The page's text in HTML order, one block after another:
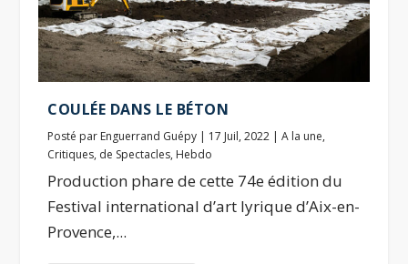
COULÉE DANS LE BÉTON
Posté par Enguerrand Guépy | 17 Juil, 2022 |A la une,
Critiques, de Spectacles, Hebdo
Production phare de cette 74e édition du
Festival international d’art lyrique d’Aix-en-
Provence,...